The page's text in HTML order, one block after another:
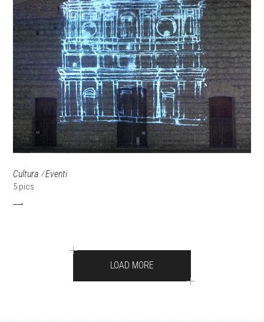
Cultura Eventi
5 pics
LOAD MORE